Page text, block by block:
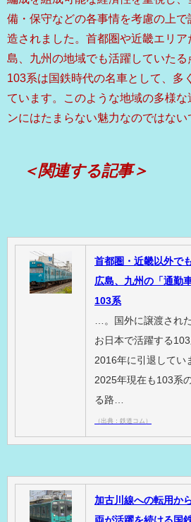
備・保守などの各事情を考慮の上
造されました。首都圏や近畿エリ
島、九州の地域でも活躍していたる
103系は国鉄時代の名車として、多
ています。このような地域の多様
ンにはたまらない魅力なのではない
＜関連する記事＞
首都圏・近畿以外で
広島、九州の「通勤
103系
…。国外に譲渡され
お日本で活躍する103
2016年に引退して
2025年現在も103系
る路…
（出典：鉄道コム）
加古川線への転用